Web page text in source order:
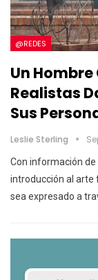
@REDES
Un
Realistas
Sus
Leslie Sterling
Con información de
introducción al arte
sea expresado a